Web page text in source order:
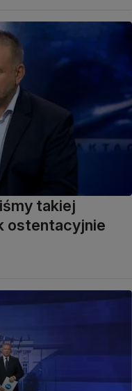
takiej
ostentacyjnie